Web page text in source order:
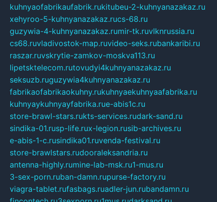
kuhnyaofabrikaufabrik.rukitubeu-2-kuhnyanazakaz.ru
xehyroo-5-kuhnyanazakaz.rucs-68.ru
guzywia-4-kuhnyanazakaz.rumir-tk.ruvlknrussia.ru
cs68.ruvladivostok-map.ruvideo-seks.rubankaribi.ru
raszar.ruvskrytie-zamkov-moskva113.ru
lipetsktelecom.rutovudyi4kuhnyanazakaz.ru
seksuzb.ruguzywia4kuhnyanazakaz.ru
fabrikaofabrikaokuhny.rukuhnyaekuhnyaafabrika.ru
kuhnyaykuhnyayfabrika.rue-abis1c.ru
store-brawl-stars.rukts-services.rudark-sand.ru
sindika-01.rusp-life.rux-legion.rusib-archives.ru
e-abis-1-c.rusindika01.ruvenda-festival.ru
store-brawlstars.rudooraleksandria.ru
antenna-highly.rumine-lab-msk.ru1-mus.ru
3-sex-porn.ruban-damn.rupurse-factory.ru
viagra-tablet.rufasbags.ruadler-jun.rubandamn.ru